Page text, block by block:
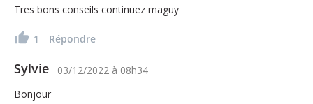
Tres bons conseils continuez maguy
1 Répondre
Sylvie 03/12/2022 à 08h34
Bonjour